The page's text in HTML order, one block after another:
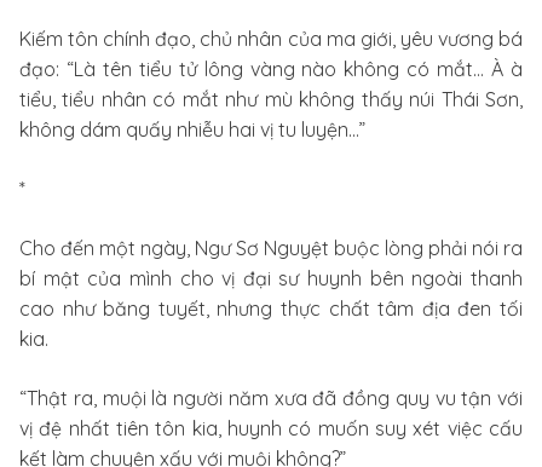
Kiếm tôn chính đạo, chủ nhân của ma giới, yêu vương bá
đạo: “Là tên tiểu tử lông vàng nào không có mắt… À à
tiểu, tiểu nhân có mắt như mù không thấy núi Thái Sơn,
không dám quấy nhiễu hai vị tu luyện...”
*
Cho đến một ngày, Ngư Sơ Nguyệt buộc lòng phải nói ra
bí mật của mình cho vị đại sư huynh bên ngoài thanh
cao như băng tuyết, nhưng thực chất tâm địa đen tối
kia.
“Thật ra, muội là người năm xưa đã đồng quy vu tận với
vị đệ nhất tiên tôn kia, huynh có muốn suy xét việc cấu
kết làm chuyện xấu với muội không?”